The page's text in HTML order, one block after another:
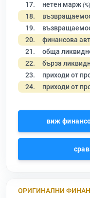
17. нетен марж (%)
18.
19.
20. финансова
21. обща
22. бърза
23. приходи от
24. приходи от
виж
ОРИГИНАЛНИ